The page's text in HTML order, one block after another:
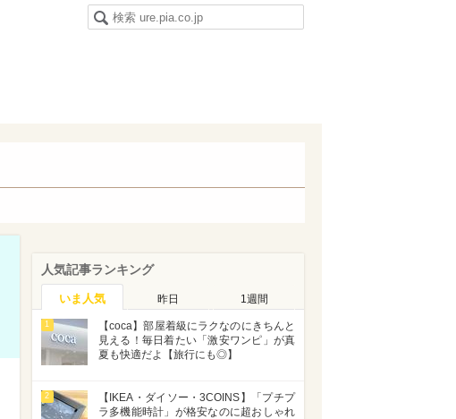
人気記事ランキング
いま人気 昨日 1週間
1
【coca】部屋着級にラクなのにきちんと
見える！毎日着たい「激安ワンピ」が真
夏も快適だよ【旅行にも◎】
2
【IKEA・ダイソー・3COINS】「プチプ
ラ多機能時計」が格安なのに超おしゃれ